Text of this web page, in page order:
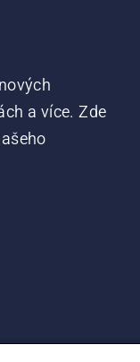
a více. Zde